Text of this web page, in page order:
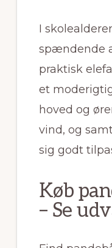
I
spændende
praktisk
et
hoved og
vind, og
sig godt
Køb
– Se